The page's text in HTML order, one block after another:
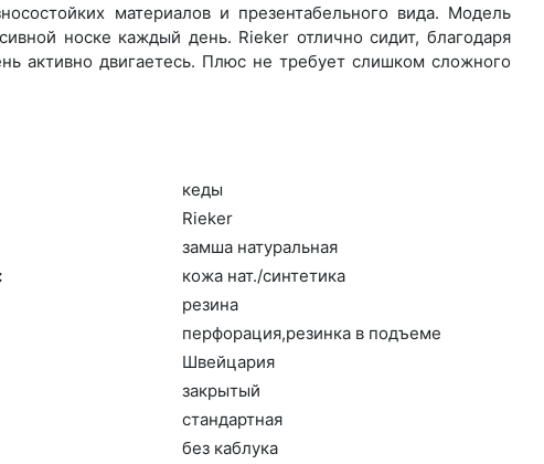
материалов и презентабельного вида. Модель
носке каждый день. Ri­eker отлично сидит, благодаря
активно двигаетесь. Плюс не требует слишком сложного
ке­ды
Ri­eker
зам­ша на­тураль­ная
ко­жа нат./син­те­тика
ре­зина
пер­фо­рация,ре­зин­ка в подъ­еме
Швей­ца­рия
зак­ры­тый
стан­дарт­ная
без каб­лу­ка